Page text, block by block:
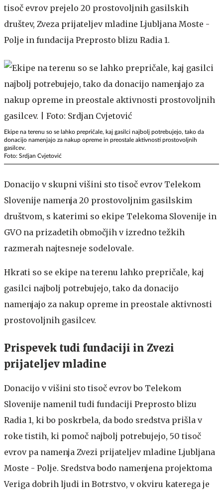
tisoč evrov prejelo 20 prostovoljnih gasilskih
društev, Zveza prijateljev mladine Ljubljana Moste -
Polje in fundacija Preprosto blizu Radia 1.
Ekipe na terenu so se lahko prepričale, kaj gasilci najbolj potrebujejo, tako da
donacijo namenjajo za nakup opreme in preostale aktivnosti prostovoljnih
gasilcev.
Foto: Srdjan Cvjetović
Donacijo v skupni višini sto tisoč evrov Telekom
Slovenije namenja 20 prostovoljnim gasilskim
društvom, s katerimi so ekipe Telekoma Slovenije in
GVO na prizadetih območjih v izredno težkih
razmerah najtesneje sodelovale.
Hkrati so se ekipe na terenu lahko prepričale, kaj
gasilci najbolj potrebujejo, tako da donacijo
namenjajo za nakup opreme in preostale aktivnosti
prostovoljnih gasilcev.
Prispevek tudi fundaciji in Zvezi
prijateljev mladine
Donacijo v višini sto tisoč evrov bo Telekom
Slovenije namenil tudi fundaciji Preprosto blizu
Radia 1, ki bo poskrbela, da bodo sredstva prišla v
roke tistih, ki pomoč najbolj potrebujejo, 50 tisoč
evrov pa namenja Zvezi prijateljev mladine Ljubljana
Moste - Polje. Sredstva bodo namenjena projektoma
Veriga dobrih ljudi in Botrstvo, v okviru katerega je